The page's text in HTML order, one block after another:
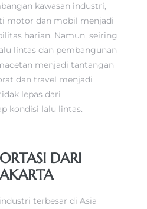
kawasan industri,
motor dan mobil menjadi
harian. Namun, seiring
lintas dan pembangunan
menjadi tantangan
dan travel menjadi
lepas dari
kondisi lalu lintas.
DARI
terbesar di Asia